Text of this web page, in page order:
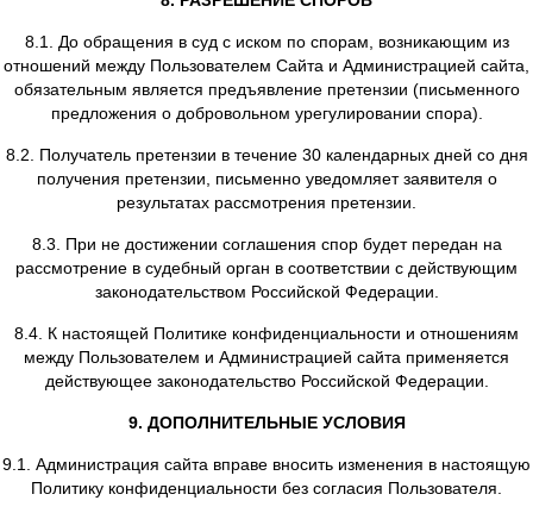
разглашением персональных данных
5.12. Администрация сайта не осуществляет
передачу персональных данных Пользователей, а
поручает обработку таких данных иностранному
или юридическому лицу.
6. ОБЯЗАТЕЛЬСТВА СТОРОН
6.1. Пользователь обязан:
6.1.1. Предоставить информацию о персональных
6.1.2. Обновить, дополнить предоставленную
персональных данных в случае изменения данной
6.2. Администрация сайта обязана:
6.2.1. Использовать полученную информацию
6.2.2. Обеспечить хранение конфиденциальной
тайне, не разглашать без предварительного